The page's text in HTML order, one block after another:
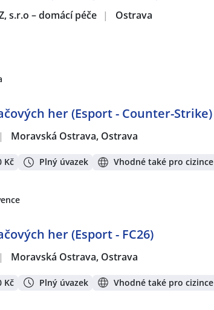
s.r.o – domácí péče | Ostrava
her (Esport - Counter-Strike)
| Moravská Ostrava, Ostrava
Kč Plný úvazek Vhodné také pro cizince
her (Esport - FC26)
| Moravská Ostrava, Ostrava
Kč Plný úvazek Vhodné také pro cizince